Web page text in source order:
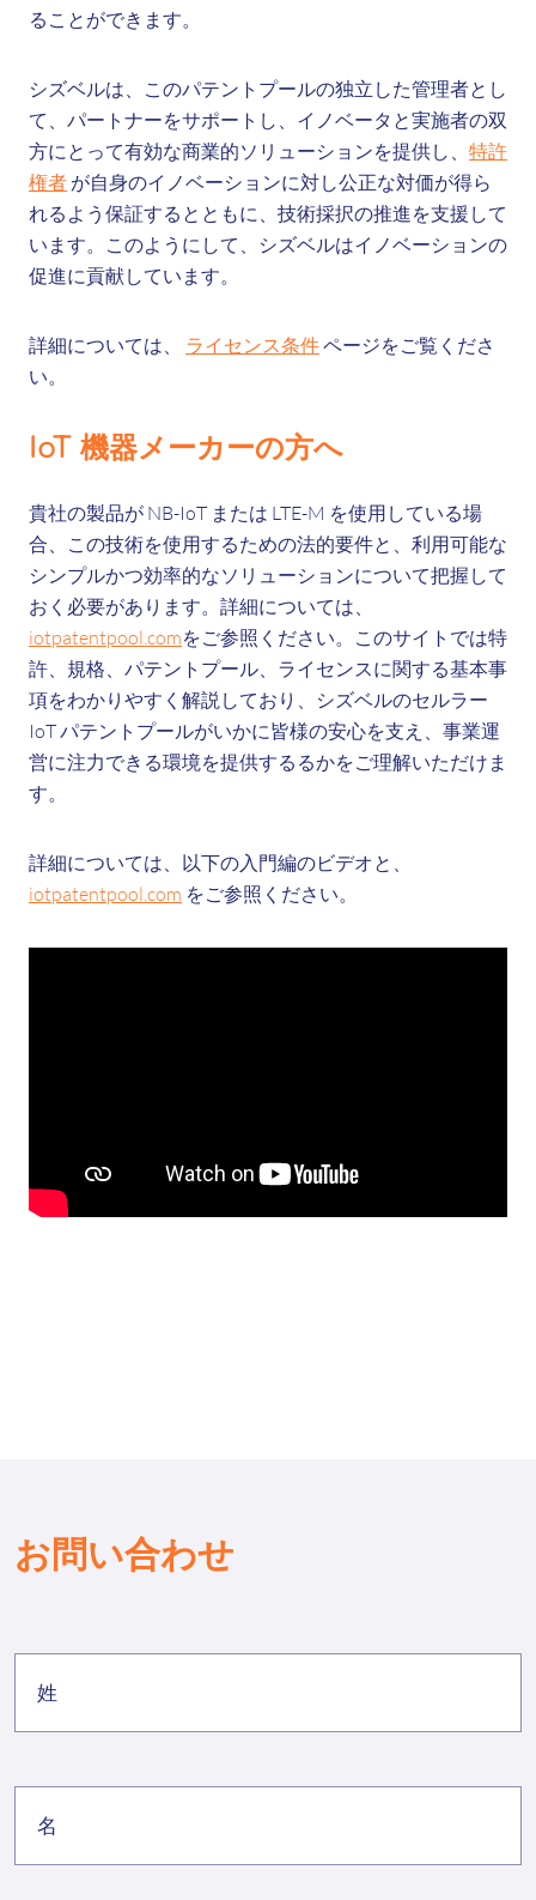
ることができます。
シズベルは、このパテントプールの独立した管理者とし
て、パートナーをサポートし、イノベータと実施者の双
方にとって有効な商業的ソリューションを提供し、 特許
権者 が自身のイノベーションに対し公正な対価が得ら
れるよう保証するとともに、技術採択の推進を支援して
います。このようにして、シズベルはイノベーションの
促進に貢献しています。
詳細については、 ライセンス条件ページをご覧くださ
い。
IoT 機器メーカーの方へ
貴社の製品が NB-IoT または LTE-M を使用している場
合、この技術を使用するための法的要件と、利用可能な
シンプルかつ効率的なソリューションについて把握して
おく必要があります。詳細については、
iotpatentpool.comをご参照ください。このサイトでは特
許、規格、パテントプール、ライセンスに関する基本事
項をわかりやすく解説しており、シズベルのセルラー
IoT パテントプールがいかに皆様の安心を支え、事業運
営に注力できる環境を提供するるかをご理解いただけま
す。
詳細については、以下の入門編のビデオと、
iotpatentpool.com をご参照ください。
お問い合わせ